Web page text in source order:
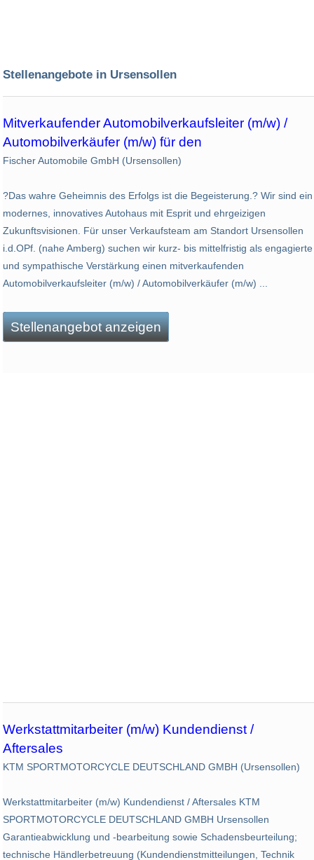
Stellenangebote in Ursensollen
Mitverkaufender Automobilverkaufsleiter (m/w) /
Automobilverkäufer (m/w) für den
Fischer Automobile GmbH (Ursensollen)
?Das wahre Geheimnis des Erfolgs ist die Begeisterung.? Wir sind ein
modernes, innovatives Autohaus mit Esprit und ehrgeizigen
Zukunftsvisionen. Für unser Verkaufsteam am Standort Ursensollen
i.d.OPf. (nahe Amberg) suchen wir kurz- bis mittelfristig als engagierte
und sympathische Verstärkung einen mitverkaufenden
Automobilverkaufsleiter (m/w) / Automobilverkäufer (m/w) ...
Stellenangebot anzeigen
Werkstattmitarbeiter (m/w) Kundendienst /
Aftersales
KTM SPORTMOTORCYCLE DEUTSCHLAND GMBH (Ursensollen)
Werkstattmitarbeiter (m/w) Kundendienst / Aftersales KTM
SPORTMOTORCYCLE DEUTSCHLAND GMBH Ursensollen
Garantieabwicklung und -bearbeitung sowie Schadensbeurteilung;
technische Händlerbetreuung (Kundendienstmitteilungen, Technik